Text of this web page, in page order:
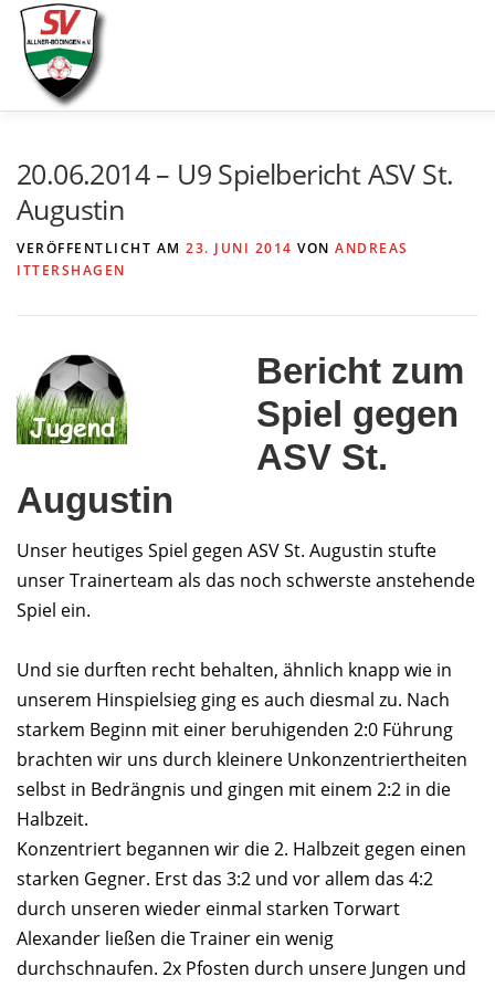
Zum
Inhalt
springen
20.06.2014 – U9 Spielbericht ASV St.
Augustin
VERÖFFENTLICHT AM 23. JUNI 2014 VON ANDREAS
ITTERSHAGEN
Bericht zum
Spiel gegen
ASV St.
Augustin
Unser heutiges Spiel gegen ASV St. Augustin stufte
unser Trainerteam als das noch schwerste anstehende
Spiel ein.
Und sie durften recht behalten, ähnlich knapp wie in
unserem Hinspielsieg ging es auch diesmal zu. Nach
starkem Beginn mit einer beruhigenden 2:0 Führung
brachten wir uns durch kleinere Unkonzentriertheiten
selbst in Bedrängnis und gingen mit einem 2:2 in die
Halbzeit.
Konzentriert begannen wir die 2. Halbzeit gegen einen
starken Gegner. Erst das 3:2 und vor allem das 4:2
durch unseren wieder einmal starken Torwart
Alexander ließen die Trainer ein wenig
durchschnaufen. 2x Pfosten durch unsere Jungen und